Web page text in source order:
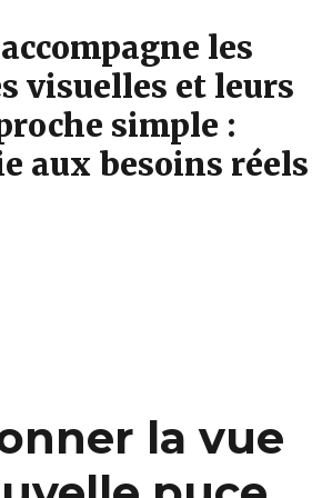
les
visuelles et leurs
simple :
aux besoins réels
: une aventure humaine et
la vue